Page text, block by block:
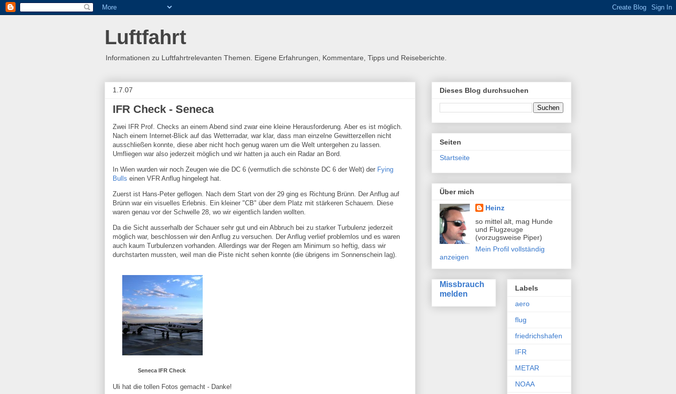
Luftfahrt
Informationen zu Luftfahrtrelevanten Themen. Eigene Erfahrungen, Kommentare, Tipps und Reiseberichte.
1.7.07
IFR Check - Seneca
Zwei IFR Prof. Checks an einem Abend sind zwar eine kleine Herausforderung. Aber es ist möglich.
Nach einem Internet-Blick auf das Wetterradar, war klar, dass man einzelne Gewitterzellen nicht
ausschließen konnte, diese aber nicht hoch genug waren um die Welt untergehen zu lassen.
Umfliegen war also jederzeit möglich und wir hatten ja auch ein Radar an Bord.
In Wien wurden wir noch Zeugen wie die DC 6 (vermutlich die schönste DC 6 der Welt) der Fying
Bulls einen VFR Anflug hingelegt hat.
Zuerst ist Hans-Peter geflogen. Nach dem Start von der 29 ging es Richtung Brünn. Der Anflug auf
Brünn war ein visuelles Erlebnis. Ein kleiner "CB" über dem Platz mit stärkeren Schauern. Diese
waren genau vor der Schwelle 28, wo wir eigentlich landen wollten.
Da die Sicht ausserhalb der Schauer sehr gut und ein Abbruch bei zu starker Turbulenz jederzeit
möglich war, beschlossen wir den Anflug zu versuchen. Der Anflug verlief problemlos und es waren
auch kaum Turbulenzen vorhanden. Allerdings war der Regen am Minimum so heftig, dass wir
durchstarten mussten, weil man die Piste nicht sehen konnte (die übrigens im Sonnenschein lag).
Seneca IFR Check
Uli hat die tollen Fotos gemacht - Danke!
Dieses Blog durchsuchen
Seiten
Startseite
Über mich
Heinz
so mittel alt, mag Hunde
und Flugzeuge
(vorzugsweise Piper)
Mein Profil vollständig
anzeigen
Missbrauch
melden
Labels
aero
flug
friedrichshafen
IFR
METAR
NOAA